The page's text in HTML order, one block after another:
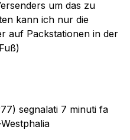
um das zu
kann ich nur die
auf Packstationen in der
segnalati 7 minuti fa